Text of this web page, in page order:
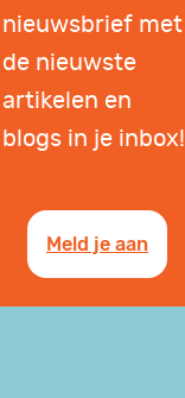
nieuwsbrief met
de nieuwste
artikelen en
blogs in je inbox!
Meld je aan